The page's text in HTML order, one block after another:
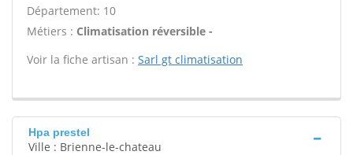
Département: 10
Métiers : Climatisation réversible -
Voir la fiche artisan : Sarl gt climatisation
Hpa prestel
Ville : Brienne-le-chateau